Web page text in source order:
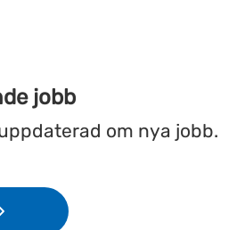
jobb
om nya jobb.